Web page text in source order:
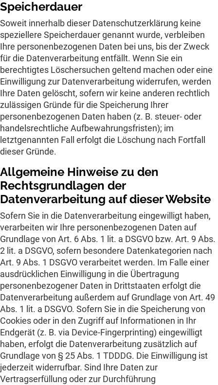
Speicherdauer
Soweit innerhalb dieser Datenschutzerklärung keine
speziellere Speicherdauer genannt wurde, verbleiben
Ihre personenbezogenen Daten bei uns, bis der Zweck
für die Datenverarbeitung entfällt. Wenn Sie ein
berechtigtes Löschersuchen geltend machen oder eine
Einwilligung zur Datenverarbeitung widerrufen, werden
Ihre Daten gelöscht, sofern wir keine anderen rechtlich
zulässigen Gründe für die Speicherung Ihrer
personenbezogenen Daten haben (z. B. steuer- oder
handelsrechtliche Aufbewahrungsfristen); im
letztgenannten Fall erfolgt die Löschung nach Fortfall
dieser Gründe.
Allgemeine Hinweise zu den
Rechtsgrundlagen der
Datenverarbeitung auf dieser Website
Sofern Sie in die Datenverarbeitung eingewilligt haben,
verarbeiten wir Ihre personenbezogenen Daten auf
Grundlage von Art. 6 Abs. 1 lit. a DSGVO bzw. Art. 9 Abs.
2 lit. a DSGVO, sofern besondere Datenkategorien nach
Art. 9 Abs. 1 DSGVO verarbeitet werden. Im Falle einer
ausdrücklichen Einwilligung in die Übertragung
personenbezogener Daten in Drittstaaten erfolgt die
Datenverarbeitung außerdem auf Grundlage von Art. 49
Abs. 1 lit. a DSGVO. Sofern Sie in die Speicherung von
Cookies oder in den Zugriff auf Informationen in Ihr
Endgerät (z. B. via Device-Fingerprinting) eingewilligt
haben, erfolgt die Datenverarbeitung zusätzlich auf
Grundlage von § 25 Abs. 1 TDDDG. Die Einwilligung ist
jederzeit widerrufbar. Sind Ihre Daten zur
Vertragserfüllung oder zur Durchführung